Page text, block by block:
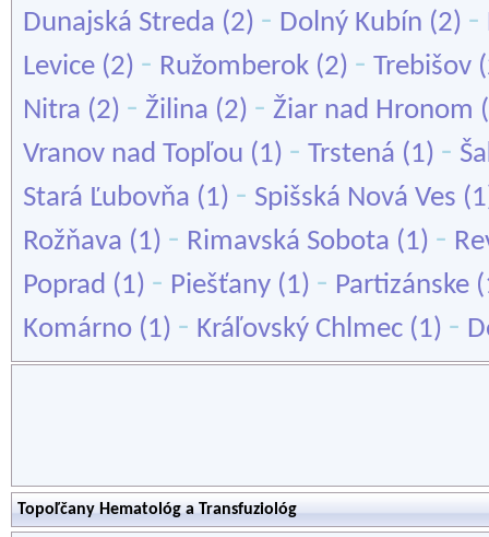
Dunajská Streda (2) - Dolný Kubín (2) -
Levice (2) - Ružomberok (2) - Trebišov
Nitra (2) - Žilina (2) - Žiar nad Hronom
Vranov nad Topľou (1) - Trstená (1) -
Stará Ľubovňa (1) - Spišská Nová Ves
Rožňava (1) - Rimavská Sobota (1) -
Poprad (1) - Piešťany (1) - Partizánske
Komárno (1) - Kráľovský Chlmec (1) -
Topoľčany Hematológ a Transfuziológ